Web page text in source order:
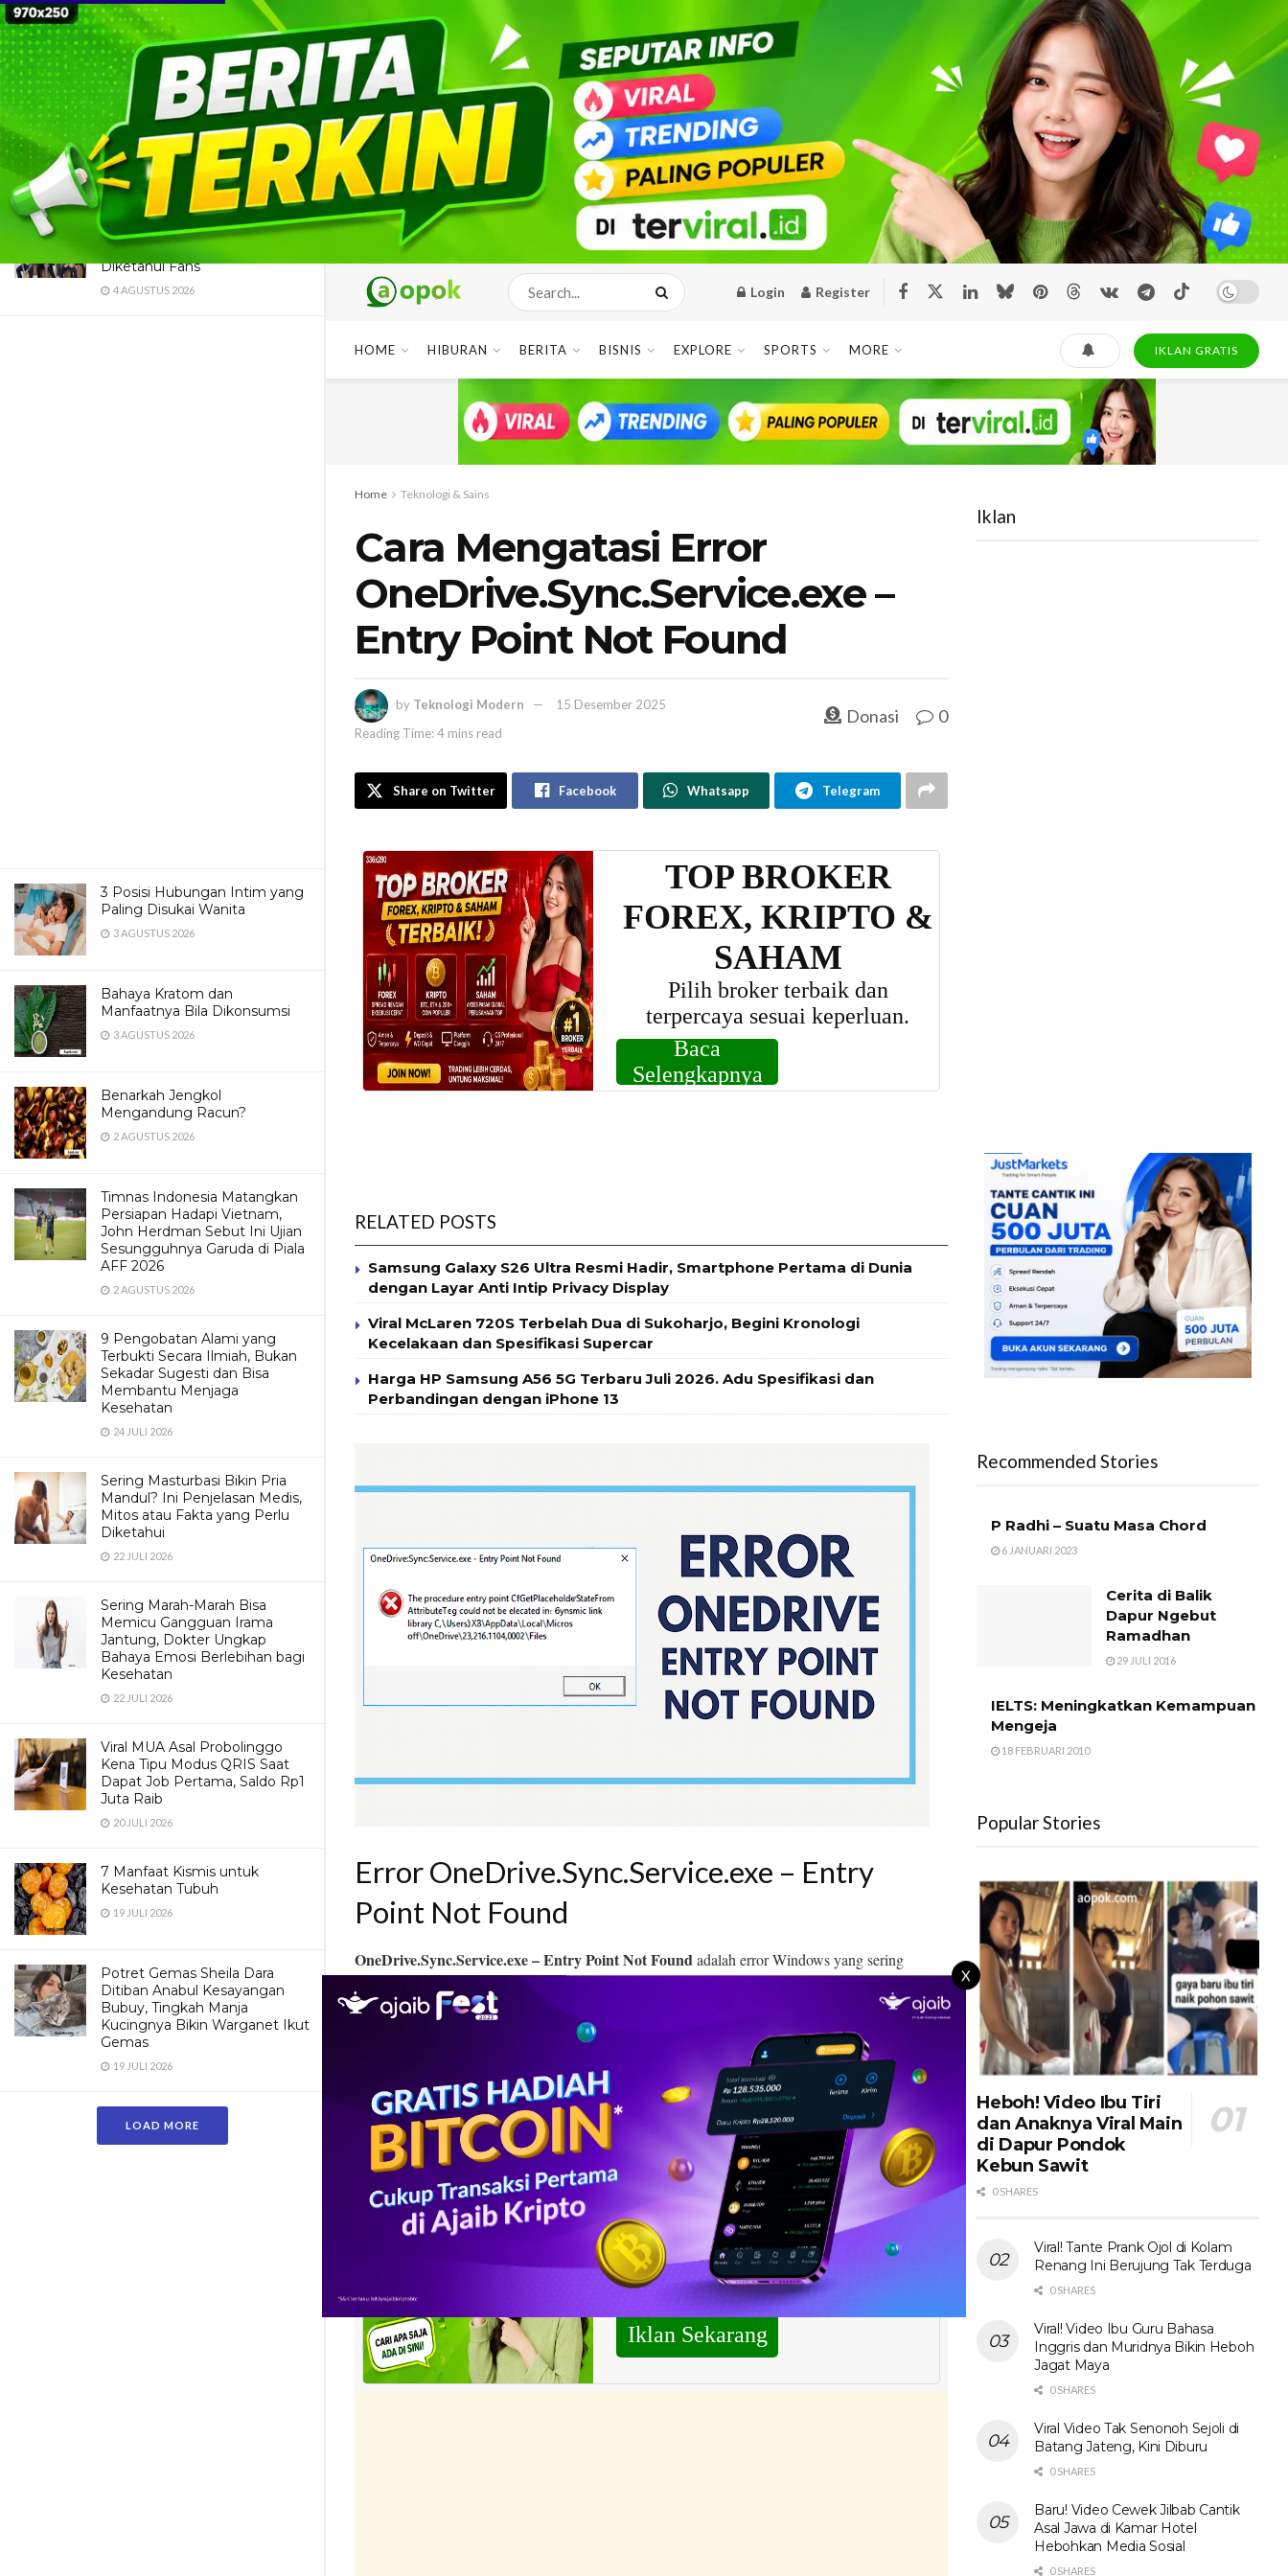
LATEST TRENDING
Point Not Found
15 DESEMBER 2025
Dua Pendaki Gunung Piramid
Bondowoso Ditemukan Tewas
di Jurang 60 Meter, Evakuasi
Terkendala Medan Ekstrem
4 AGUSTUS 2026
Maroon 5 Dipastikan Konser di
Jakarta, Catat Jadwal dan
Fakta Menarik yang Wajib
Diketahui Fans
4 AGUSTUS 2026
3 Posisi Hubungan Intim yang
Paling Disukai Wanita
3 AGUSTUS 2026
Bahaya Kratom dan
Manfaatnya Bila Dikonsumsi
3 AGUSTUS 2026
Benarkah Jengkol
Mengandung Racun?
2 AGUSTUS 2026
Timnas Indonesia Matangkan
Persiapan Hadapi Vietnam,
John Herdman Sebut Ini Ujian
Sesungguhnya Garuda di Piala
AFF 2026
2 AGUSTUS 2026
9 Pengobatan Alami yang
Terbukti Secara Ilmiah, Bukan
Sekadar Sugesti dan Bisa
Membantu Menjaga
Kesehatan
24 JULI 2026
Sering Masturbasi Bikin Pria
Mandul? Ini Penjelasan Medis,
Mitos atau Fakta yang Perlu
Diketahui
22 JULI 2026
Sering Marah-Marah Bisa
Memicu Gangguan Irama
Jantung, Dokter Ungkap
Bahaya Emosi Berlebihan bagi
Kesehatan
22 JULI 2026
Viral MUA Asal Probolinggo
Kena Tipu Modus QRIS Saat
Dapat Job Pertama, Saldo Rp1
Juta Raib
20 JULI 2026
7 Manfaat Kismis untuk
Kesehatan Tubuh
19 JULI 2026
Potret Gemas Sheila Dara
Ditiban Anabul Kesayangan
Bubuy, Tingkah Manja
Kucingnya Bikin Warganet Ikut
Gemas
19 JULI 2026
LOAD MORE
X
Login Register
HOME HIBURAN BERITA BISNIS EXPLORE SPORTS MORE IKLAN GRATIS
Home Teknologi & Sains
Cara Mengatasi Error
OneDrive.Sync.Service.exe –
Entry Point Not Found
by Teknologi Modern
15 Desember 2025
Reading Time: 4 mins read
Donasi 0
Share on Twitter Facebook Whatsapp Telegram
RELATED POSTS
Samsung Galaxy S26 Ultra Resmi Hadir, Smartphone Pertama di Dunia
dengan Layar Anti Intip Privacy Display
Viral McLaren 720S Terbelah Dua di Sukoharjo, Begini Kronologi
Kecelakaan dan Spesifikasi Supercar
Harga HP Samsung A56 5G Terbaru Juli 2026. Adu Spesifikasi dan
Perbandingan dengan iPhone 13
Error OneDrive.Sync.Service.exe – Entry
Point Not Found
OneDrive.Sync.Service.exe – Entry Point Not Foundadalah error Windows yang sering
dan notifikasi muncul setiap kali komputer dinyalakan.
arti error, penyebab teknis, lokasi file bermasalah, apakah boleh
dihapus, serta solusi paling aman dan efektif
untuk pengguna Windows.
Iklan
Recommended Stories
P Radhi – Suatu Masa Chord
6 JANUARI 2023
Cerita di Balik
Dapur Ngebut
Ramadhan
29 JULI 2016
IELTS: Meningkatkan Kemampuan
Mengeja
18 FEBRUARI 2010
Popular Stories
Heboh! Video Ibu Tiri
dan Anaknya Viral Main
di Dapur Pondok
Kebun Sawit
0 SHARES
Viral! Tante Prank Ojol di Kolam
Renang Ini Berujung Tak Terduga
0 SHARES
Viral! Video Ibu Guru Bahasa
Inggris dan Muridnya Bikin Heboh
Jagat Maya
0 SHARES
Viral Video Tak Senonoh Sejoli di
Batang Jateng, Kini Diburu
0 SHARES
Baru! Video Cewek Jilbab Cantik
Asal Jawa di Kamar Hotel
Hebohkan Media Sosial
0 SHARES